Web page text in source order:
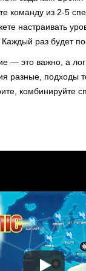
команду из 2-5
настраивать
раз будет
— это важно, а
разные, подходы
комбинируйте